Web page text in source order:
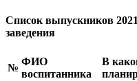
Список выпускников
заведения
№
ФИО
воспитанника
В